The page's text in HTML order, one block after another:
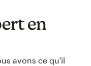
en
avons ce qu'il